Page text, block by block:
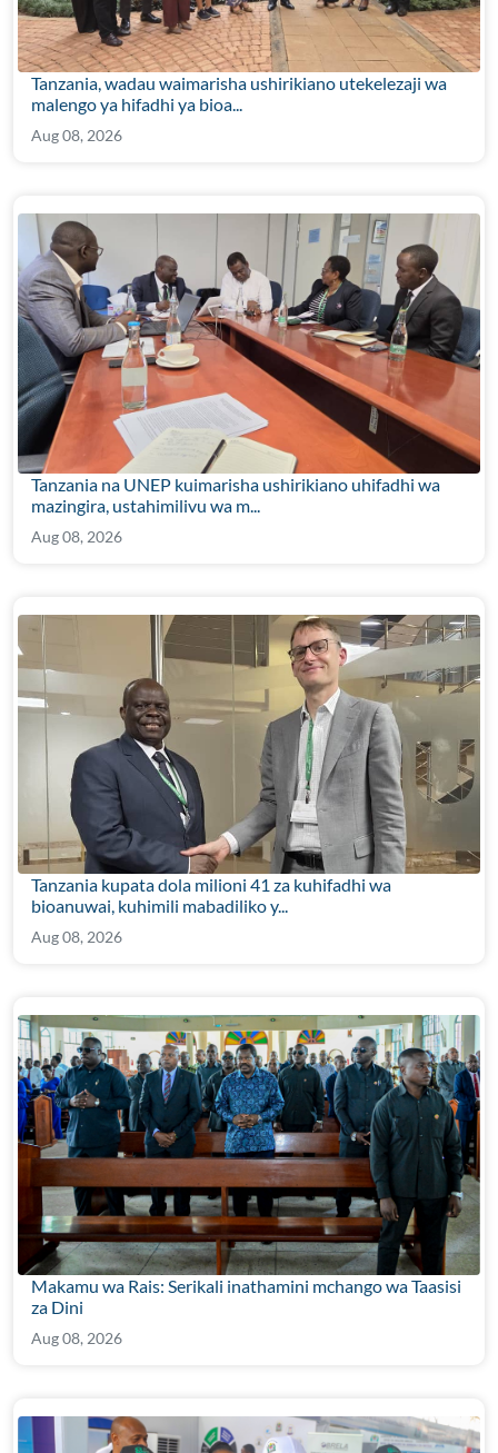
Tanzania, wadau waimarisha ushirikiano utekelezaji wa
malengo ya hifadhi ya bioa...
Aug 08, 2026
Tanzania na UNEP kuimarisha ushirikiano uhifadhi wa
mazingira, ustahimilivu wa m...
Aug 08, 2026
Tanzania kupata dola milioni 41 za kuhifadhi wa
bioanuwai, kuhimili mabadiliko y...
Aug 08, 2026
Makamu wa Rais: Serikali inathamini mchango wa Taasisi
za Dini
Aug 08, 2026